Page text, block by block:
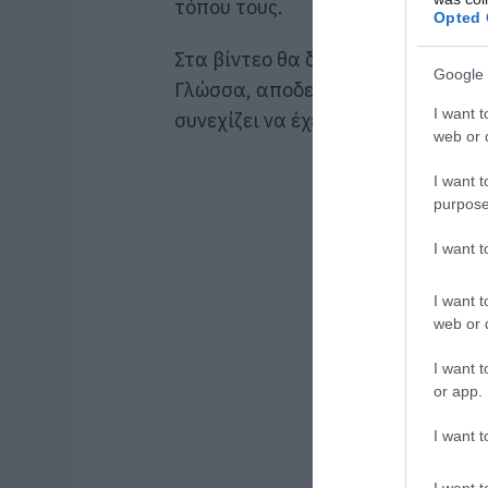
Opted
Google
I want
web or
I want
I want
I want
web or
I want
or app.
I want
τόπου τους.
Στα βίντεο θα δείτε τους
Γλώσσα, αποδεικνύοντας ότι η
συνεχίζει να έχει μέλλον μέσα